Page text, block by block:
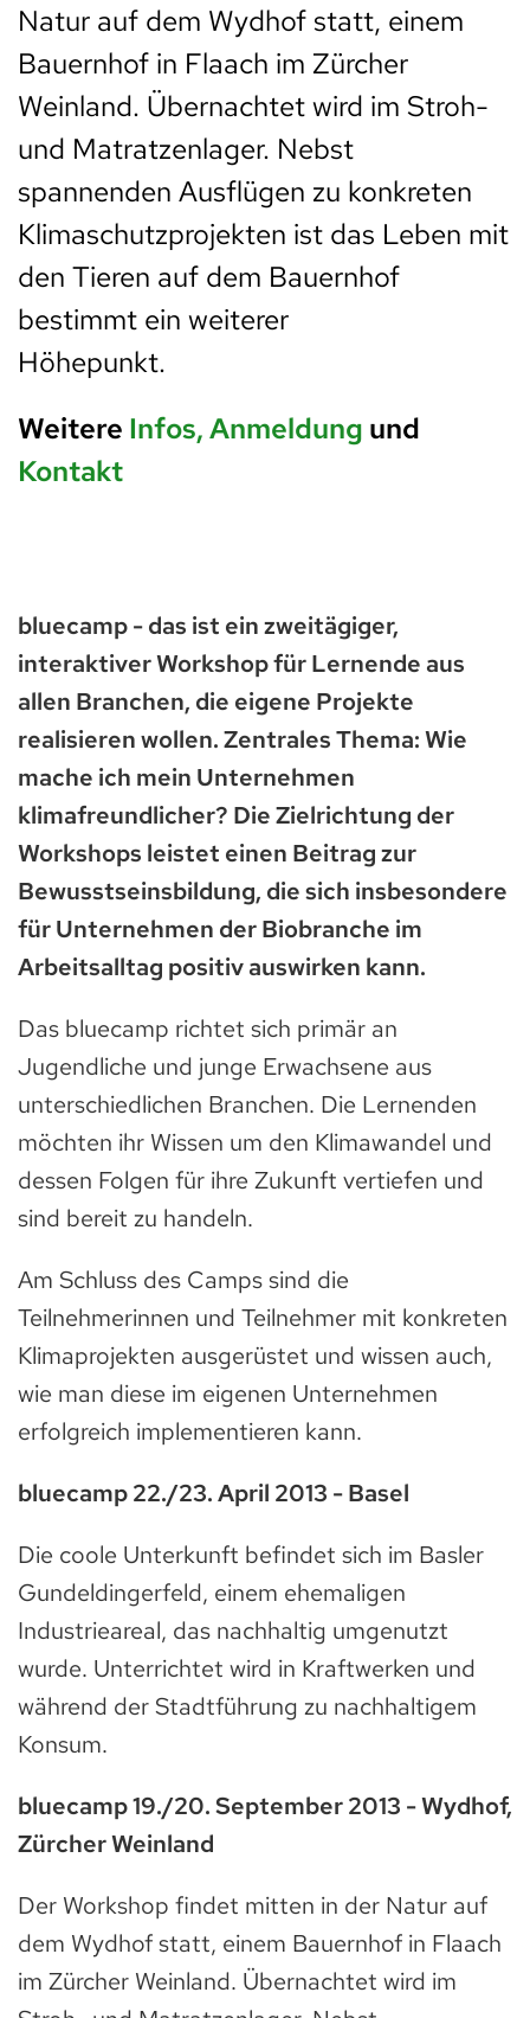
Natur auf dem Wydhof statt, einem
Bauernhof in Flaach im Zürcher
Weinland. Übernachtet wird im Stroh-
und Matratzenlager. Nebst
spannenden Ausflügen zu konkreten
Klimaschutzprojekten ist das Leben mit
den Tieren auf dem Bauernhof
bestimmt ein weiterer
Höhepunkt.
Weitere Infos, Anmeldung und
Kontakt
bluecamp - das ist ein zweitägiger,
interaktiver Workshop für Lernende aus
allen Branchen, die eigene Projekte
realisieren wollen. Zentrales Thema: Wie
mache ich mein Unternehmen
klimafreundlicher? Die Zielrichtung der
Workshops leistet einen Beitrag zur
Bewusstseinsbildung, die sich insbesondere
für Unternehmen der Biobranche im
Arbeitsalltag positiv auswirken kann.
Das bluecamp richtet sich primär an
Jugendliche und junge Erwachsene aus
unterschiedlichen Branchen. Die Lernenden
möchten ihr Wissen um den Klimawandel und
dessen Folgen für ihre Zukunft vertiefen und
sind bereit zu handeln.
Am Schluss des Camps sind die
Teilnehmerinnen und Teilnehmer mit konkreten
Klimaprojekten ausgerüstet und wissen auch,
wie man diese im eigenen Unternehmen
erfolgreich implementieren kann.
bluecamp 22./23. April 2013 - Basel
Die coole Unterkunft befindet sich im Basler
Gundeldingerfeld, einem ehemaligen
Industrieareal, das nachhaltig umgenutzt
wurde. Unterrichtet wird in Kraftwerken und
während der Stadtführung zu nachhaltigem
Konsum.
bluecamp 19./20. September 2013 - Wydhof,
Zürcher Weinland
Der Workshop findet mitten in der Natur auf
dem Wydhof statt, einem Bauernhof in Flaach
im Zürcher Weinland. Übernachtet wird im